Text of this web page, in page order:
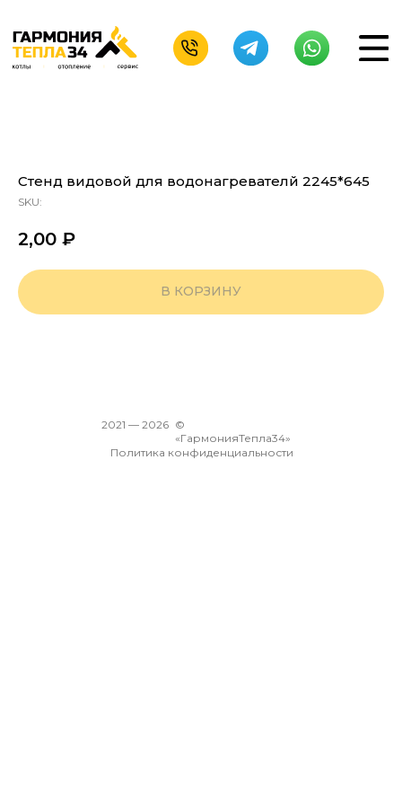
Стенд видовой для водонагревателй 2245*645
SKU:
2,00 ₽
В КОРЗИНУ
Политика конфиденциальности
©
«ГармонияТепла34»
2026
2021 —